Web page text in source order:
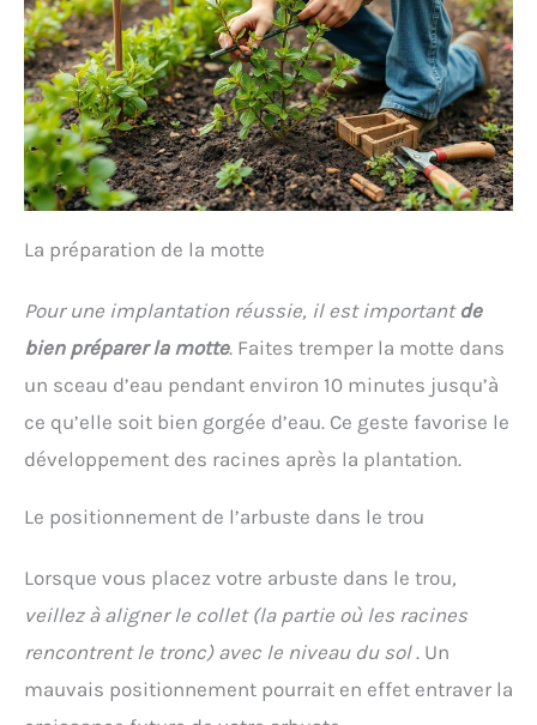
La préparation de la motte
Pour une implantation réussie, il est important de
bien préparer la motte. Faites tremper la motte dans
un sceau d’eau pendant environ 10 minutes jusqu’à
ce qu’elle soit bien gorgée d’eau. Ce geste favorise le
développement des racines après la plantation.
Le positionnement de l’arbuste dans le trou
Lorsque vous placez votre arbuste dans le trou,
veillez à aligner le collet (la partie où les racines
rencontrent le tronc) avec le niveau du sol. Un
mauvais positionnement pourrait en effet entraver la